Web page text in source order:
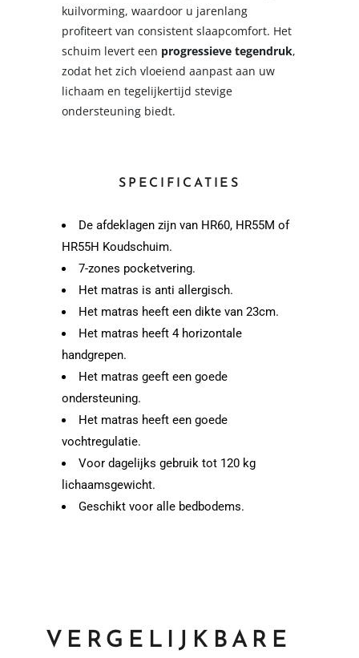
kuilvorming, waardoor u jarenlang
profiteert van consistent slaapcomfort. Het
schuim levert een progressieve tegendruk,
zodat het zich vloeiend aanpast aan uw
lichaam en tegelijkertijd stevige
ondersteuning biedt.
SPECIFICATIES
De afdeklagen zijn van HR60, HR55M of
HR55H Koudschuim.
7-zones pocketvering.
Het matras is anti allergisch.
Het matras heeft een dikte van 23cm.
Het matras heeft 4 horizontale
handgrepen.
Het matras geeft een goede
ondersteuning.
Het matras heeft een goede
vochtregulatie.
Voor dagelijks gebruik tot 120 kg
lichaamsgewicht.
Geschikt voor alle bedbodems.
VERGELIJKBARE